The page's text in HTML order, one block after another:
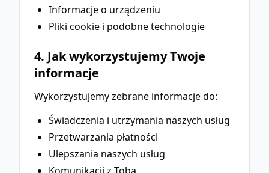
Informacje o urządzeniu
Pliki cookie i podobne technologie
4. Jak wykorzystujemy Twoje
informacje
Wykorzystujemy zebrane informacje do:
Świadczenia i utrzymania naszych usług
Przetwarzania płatności
Ulepszania naszych usług